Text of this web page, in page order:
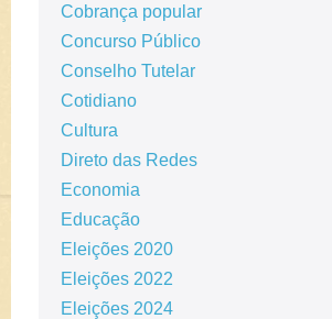
Cobrança popular
Concurso Público
Conselho Tutelar
Cotidiano
Cultura
Direto das Redes
Economia
Educação
Eleições 2020
Eleições 2022
Eleições 2024